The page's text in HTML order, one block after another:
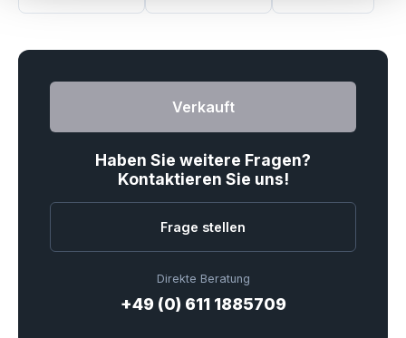
Verkauft
Haben Sie weitere Fragen?
Kontaktieren Sie uns!
Frage stellen
Direkte Beratung
+49 (0) 611 1885709